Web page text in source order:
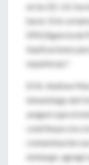
en los EE. UU.
hacer. Si le
EPA [Agencia
implicaciones
espantosas".
El Dr. Andrew
inmunólogo del
aseguró que el
contribuye a la
contaminación
embargo, agregó